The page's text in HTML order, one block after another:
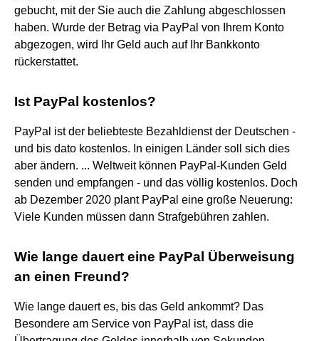
gebucht, mit der Sie auch die Zahlung abgeschlossen
haben. Wurde der Betrag via PayPal von Ihrem Konto
abgezogen, wird Ihr Geld auch auf Ihr Bankkonto
rückerstattet.
Ist PayPal kostenlos?
PayPal ist der beliebteste Bezahldienst der Deutschen -
und bis dato kostenlos. In einigen Länder soll sich dies
aber ändern. ... Weltweit können PayPal-Kunden Geld
senden und empfangen - und das völlig kostenlos. Doch
ab Dezember 2020 plant PayPal eine große Neuerung:
Viele Kunden müssen dann Strafgebühren zahlen.
Wie lange dauert eine PayPal Überweisung
an einen Freund?
Wie lange dauert es, bis das Geld ankommt? Das
Besondere am Service von PayPal ist, dass die